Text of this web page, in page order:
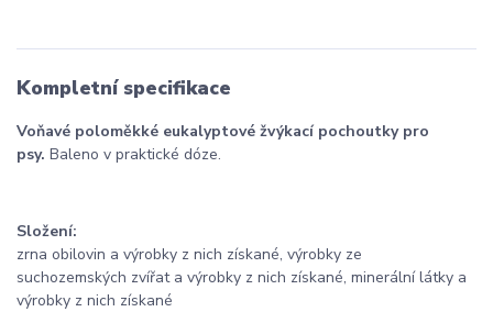
Kompletní specifikace
Voňavé poloměkké eukalyptové žvýkací pochoutky pro
psy. Baleno v praktické dóze.
Složení:
zrna obilovin a výrobky z nich získané, výrobky ze
suchozemských zvířat a výrobky z nich získané, minerální látky a
výrobky z nich získané